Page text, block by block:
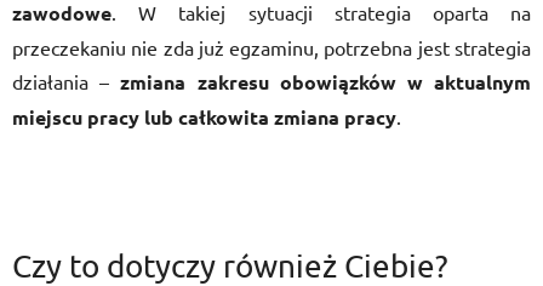
zawodowe. W takiej sytuacji strategia oparta na
przeczekaniu nie zda już egzaminu, potrzebna jest strategia
działania –zmiana zakresu obowiązków w aktualnym
miejscu pracy lub całkowita zmiana pracy.
Czy to dotyczy również Ciebie?